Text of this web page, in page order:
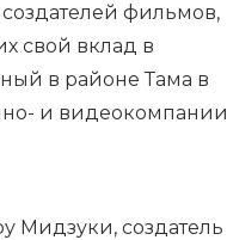
фильмов,
свой вклад в
в районе Тама в
и видеокомпании
Мидзуки, создатель